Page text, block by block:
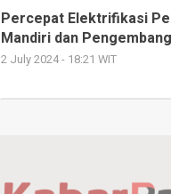
Percepat Elektrifikasi
Mandiri dan Pengembang
2 July 2024 - 18:21 WIT